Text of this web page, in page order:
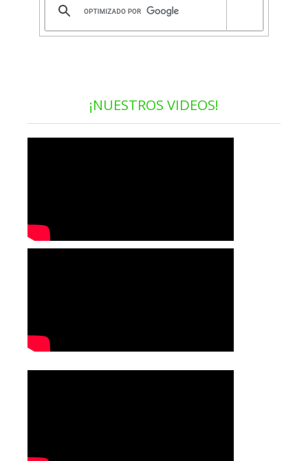
¡NUESTROS VIDEOS!